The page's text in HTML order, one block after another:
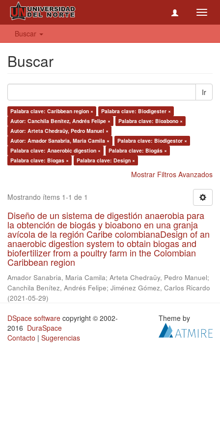
Buscar
Buscar
Ir
Palabra clave: Caribbean region ×
Palabra clave: Biodigester ×
Autor: Canchila Benítez, Andrés Felipe ×
Palabra clave: Bioabono ×
Autor: Arteta Chedraüy, Pedro Manuel ×
Autor: Amador Sanabria, Maria Camila ×
Palabra clave: Biodigestor ×
Palabra clave: Anaerobic digestion ×
Palabra clave: Biogás ×
Palabra clave: Biogas ×
Palabra clave: Design ×
Mostrar Filtros Avanzados
Mostrando ítems 1-1 de 1
Diseño de un sistema de digestión anaerobia para
la obtención de biogás y bioabono en una granja
avícola de la región Caribe colombianaDesign of an
anaerobic digestion system to obtain biogas and
biofertilizer from a poultry farm in the Colombian
Caribbean region
Amador Sanabria, Maria Camila; Arteta Chedraüy, Pedro Manuel;
Canchila Benítez, Andrés Felipe; Jiménez Gómez, Carlos Ricardo
(2021-05-29)
DSpace software copyright © 2002-
2016 DuraSpace
Contacto | Sugerencias
Theme by